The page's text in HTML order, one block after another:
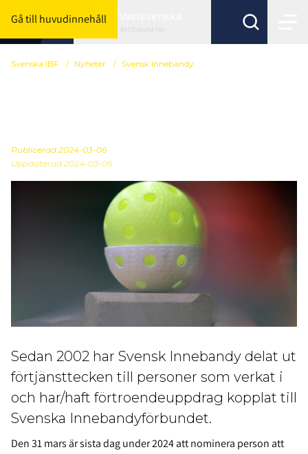
Gå till huvudinnehåll
Byt förbund här
Svenska IBF / Nyheter / Svensk Innebandy
Publicerad 2024-03-06
Uppdaterad 2024-03-06
Sedan 2002 har Svensk Innebandy delat ut
förtjänsttecken till personer som verkat i
och har/haft förtroendeuppdrag kopplat till
Svenska Innebandyförbundet.
Den 31 mars är sista dag under 2024 att nominera person att